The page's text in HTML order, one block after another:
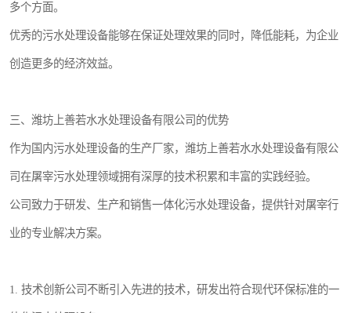
多个方面。
优秀的污水处理设备能够在保证处理效果的同时，降低能耗，为企业
创造更多的经济效益。
三、潍坊上善若水水处理设备有限公司的优势
作为国内污水处理设备的生产厂家，潍坊上善若水水处理设备有限公
司在屠宰污水处理领域拥有深厚的技术积累和丰富的实践经验。
公司致力于研发、生产和销售一体化污水处理设备，提供针对屠宰行
业的专业解决方案。
1. 技术创新公司不断引入先进的技术，研发出符合现代环保标准的一